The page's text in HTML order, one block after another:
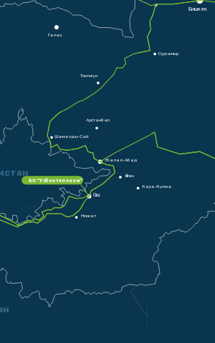
Бишкек
Жалал-Абад
Өзгөн
Кара-Кулжа
Ноокат
Ош
Tалас
Токтогул
Арстанбап
Шамалды-Сай
Суусамыр
АО “Узбектелеком”